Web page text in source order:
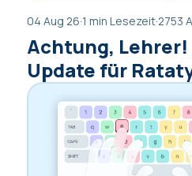
04 Aug 26·1 min Lesezeit·2753
Achtung,
Update für